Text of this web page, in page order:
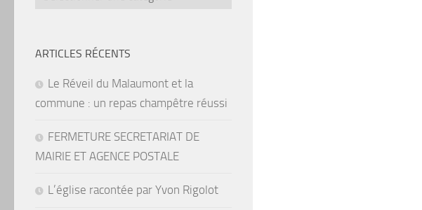
ARTICLES RÉCENTS
Le Réveil du Malaumont et la
commune : un repas champêtre réussi
FERMETURE SECRETARIAT DE
MAIRIE ET AGENCE POSTALE
L’église racontée par Yvon Rigolot